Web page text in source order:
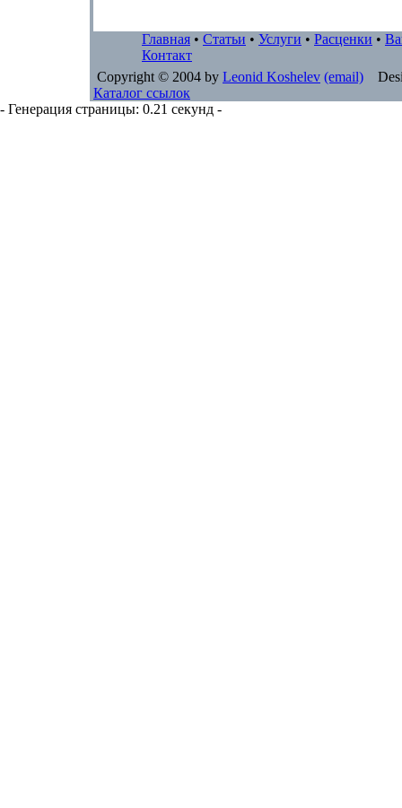
Главная • Статьи • Услуги • Расценки •
Контакт
Copyright © 2004 by Leonid Koshelev (email)
Каталог ссылок
- Генерация страницы: 0.21 секунд -